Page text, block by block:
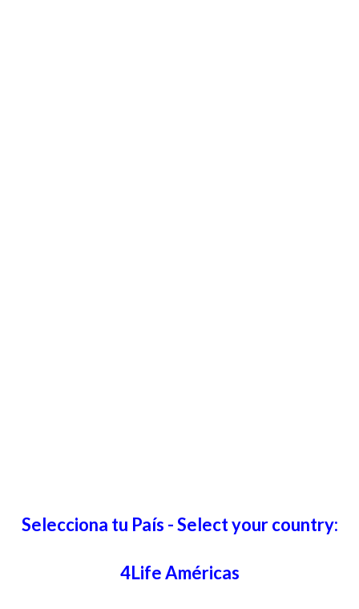
Selecciona tu País - Select your country:
4Life Américas